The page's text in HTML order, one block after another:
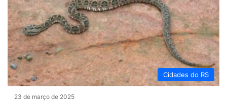
Cidades do RS
23 de março de 2025